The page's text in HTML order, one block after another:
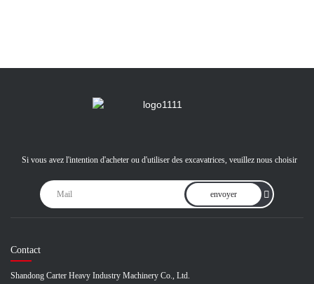
Si vous avez l'intention d'acheter ou d'utiliser des excavatrices, veuillez nous choisir
envoyer
Contact
Shandong Carter Heavy Industry Machinery Co., Ltd.